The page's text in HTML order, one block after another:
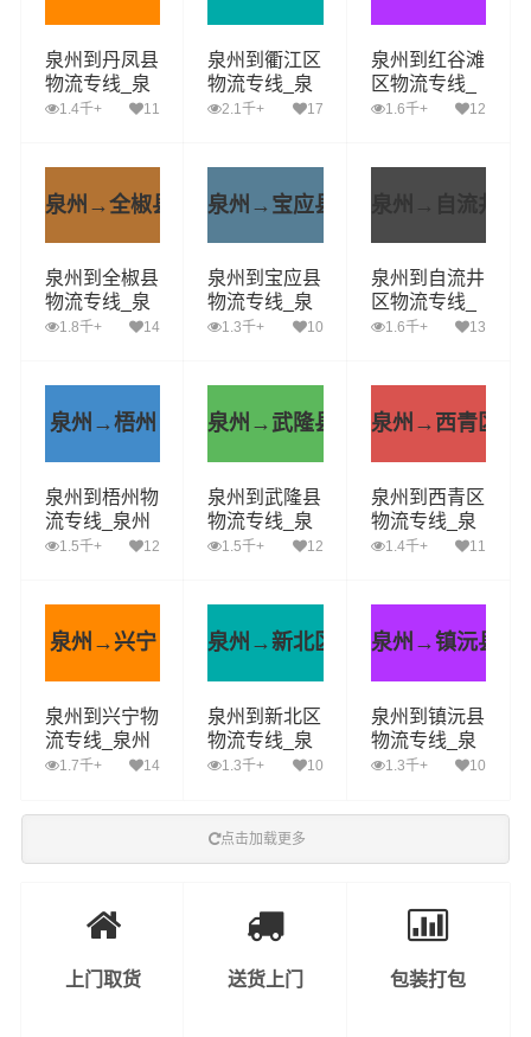
泉州到丹凤县
物流专线_泉
州到丹凤县货
1.4千+ 11
泉州到衢江区
物流专线_泉
州到衢江区货
2.1千+ 17
泉州到红谷滩
区物流专线_
泉州到红谷滩
家好
1.6千+ 12
泉州→全椒县
泉州到全椒县
物流专线_泉
州到全椒县货
1.8千+ 14
泉州→宝应县
泉州到宝应县
物流专线_泉
州到宝应县货
1.3千+ 10
泉州→自流井区
泉州到自流井
区物流专线_
泉州到自流井
家好
1.6千+ 13
泉州→梧州
泉州到梧州物
流专线_泉州
到梧州货运公
1.5千+ 12
泉州→武隆县
泉州到武隆县
物流专线_泉
州到武隆县货
1.5千+ 12
泉州→西青区
泉州到西青区
物流专线_泉
州到西青区货
1.4千+ 11
泉州→兴宁
泉州到兴宁物
流专线_泉州
到兴宁货运公
宁运输专线哪
1.7千+ 14
泉州→新北区
泉州到新北区
物流专线_泉
州到新北区货
至新北区运输
专线哪家好
1.3千+ 10
泉州→镇沅县
泉州到镇沅县
物流专线_泉
州到镇沅县货
至镇沅县运输
1.3千+ 10
点击加载更多
上门取货 送货上门 包装打包